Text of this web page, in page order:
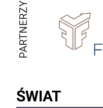
PARTNERZY
ŚWIAT